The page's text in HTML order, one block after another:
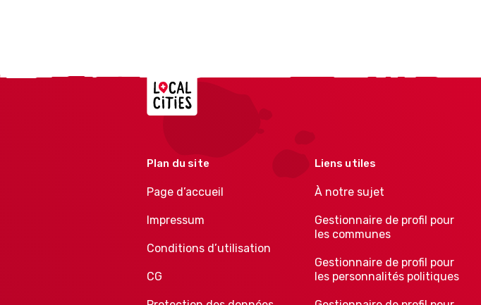
Localcities
Plan du site
Page d’accueil
Impressum
Conditions d’utilisation
CG
Liens utiles
À notre sujet
Gestionnaire de profil pour
les communes
Gestionnaire de profil pour
les personnalités politiques